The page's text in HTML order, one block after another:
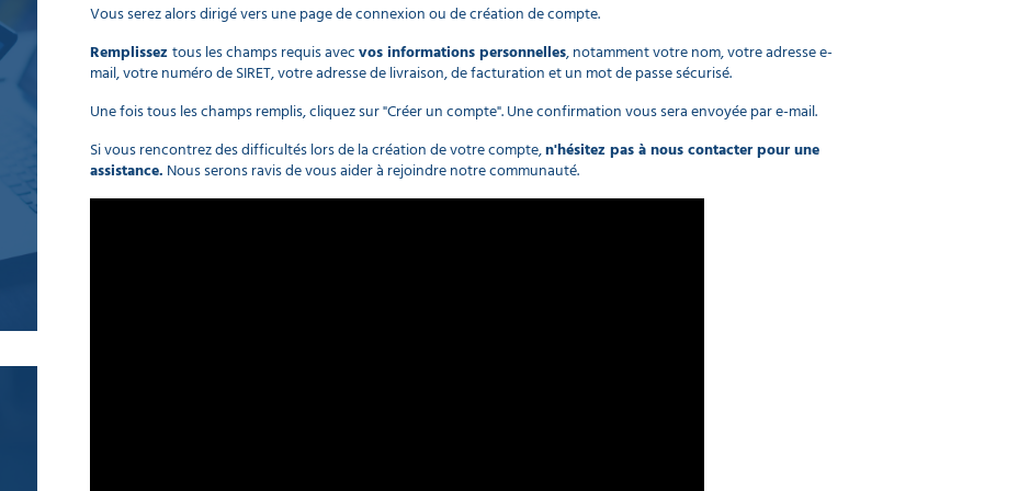
Vous serez alors dirigé vers une page de connexion ou de création de compte.
Remplisseztous les champs requis avecvos informations personnelles, notamment votre nom, votre adresse e-
mail, votre numéro de SIRET, votre adresse de livraison, de facturation et un mot de passe sécurisé.
Une fois tous les champs remplis, cliquez sur "Créer un compte". Une confirmation vous sera envoyée par e-mail.
Si vous rencontrez des difficultés lors de la création de votre compte,n'hésitez pas à nous contacter pour une
assistance. Nous serons ravis de vous aider à rejoindre notre communauté.